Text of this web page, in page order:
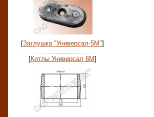
[Заглушка "Универсал-5М"]
[Котлы Универсал 6М]